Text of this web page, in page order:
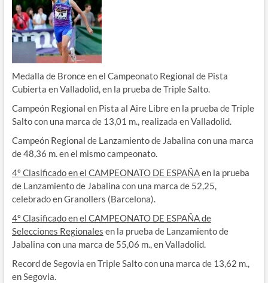
Medalla de Bronce en el Campeonato Regional de Pista
Cubierta en Valladolid, en la prueba de Triple Salto.
Campeón Regional en Pista al Aire Libre en la prueba de Triple
Salto con una marca de 13,01 m., realizada en Valladolid.
Campeón Regional de Lanzamiento de Jabalina con una marca
de 48,36 m. en el mismo campeonato.
4º Clasificado en el CAMPEONATO DE ESPAÑAen la prueba
de Lanzamiento de Jabalina con una marca de 52,25,
celebrado en Granollers (Barcelona).
4º Clasificado en el CAMPEONATO DE ESPAÑA de
Selecciones Regionales en la prueba de Lanzamiento de
Jabalina con una marca de 55,06 m., en Valladolid.
Record de Segovia en Triple Salto con una marca de 13,62 m.,
en Segovia.